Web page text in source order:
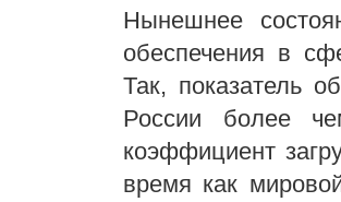
Нынешнее
обеспечения в
Так, показатель
России более
коэффициент
время как